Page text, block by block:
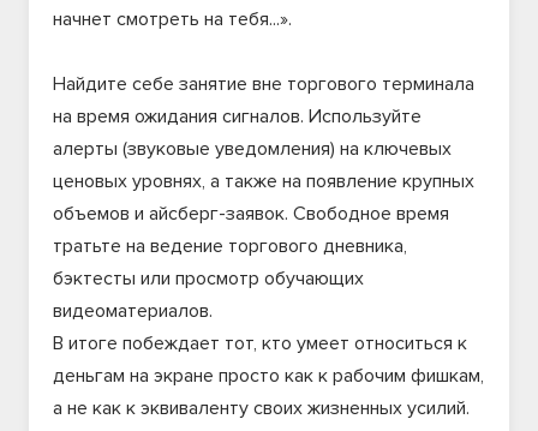
начнет смотреть на тебя...».
Найдите себе занятие вне торгового терминала
на время ожидания сигналов. Используйте
алерты (звуковые уведомления) на ключевых
ценовых уровнях, а также на появление крупных
объемов и айсберг-заявок. Свободное время
тратьте на ведение торгового дневника,
бэктесты или просмотр обучающих
видеоматериалов.
В итоге побеждает тот, кто умеет относиться к
деньгам на экране просто как к рабочим фишкам,
а не как к эквиваленту своих жизненных усилий.